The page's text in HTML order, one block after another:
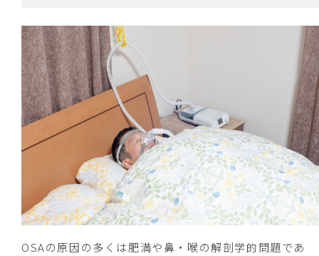
OSAの原因の多くは肥満や鼻・喉の解剖学的問題であ